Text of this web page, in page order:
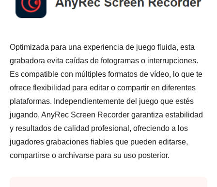
Optimizada para una experiencia de juego fluida, esta
grabadora evita caídas de fotogramas o interrupciones.
Es compatible con múltiples formatos de vídeo, lo que te
ofrece flexibilidad para editar o compartir en diferentes
plataformas. Independientemente del juego que estés
jugando, AnyRec Screen Recorder garantiza estabilidad
y resultados de calidad profesional, ofreciendo a los
jugadores grabaciones fiables que pueden editarse,
compartirse o archivarse para su uso posterior.